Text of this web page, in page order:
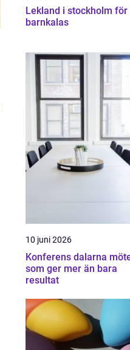
Lekland i stockholm för
barnkalas
10 juni 2026
Konferens dalarna möten
som ger mer än bara
resultat